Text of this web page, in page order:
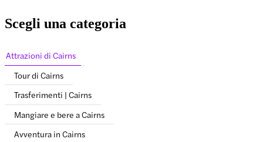
Scegli una categoria
Attrazioni di Cairns
Tour di Cairns
Trasferimenti | Cairns
Mangiare e bere a Cairns
Avventura in Cairns